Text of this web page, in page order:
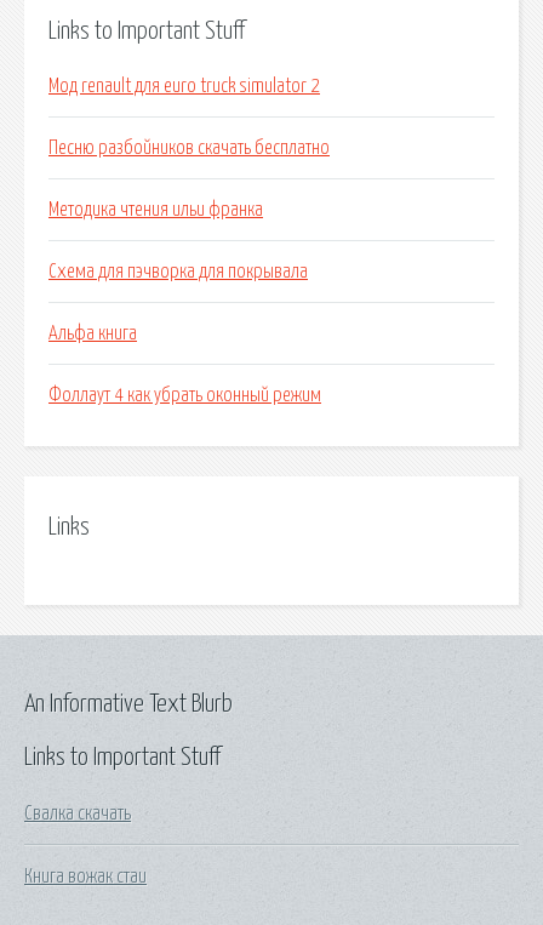
Links to Important Stuff
Мод renault для euro truck simulator 2
Песню разбойников скачать бесплатно
Методика чтения ильи франка
Схема для пэчворка для покрывала
Альфа книга
Фоллаут 4 как убрать оконный режим
Links
Links to Important Stuff
Свалка скачать
Книга вожак стаи
An Informative Text Blurb